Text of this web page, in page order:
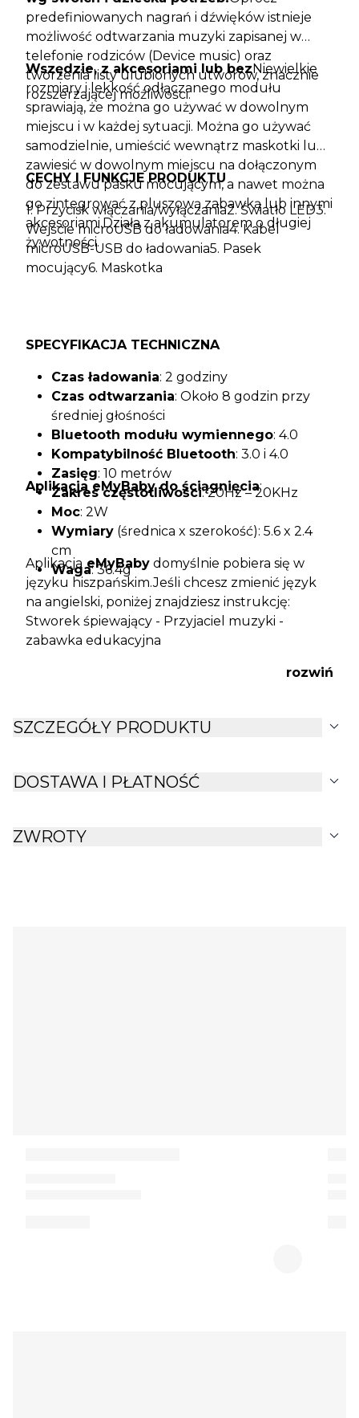
predefiniowanych nagrań i dźwięków istnieje
możliwość odtwarzania muzyki zapisanej w
telefonie rodziców (Device music) oraz
tworzenia listy ulubionych utworów, znacznie
rozszerzającej możliwości.
Wszędzie, z akcesoriami lub bezNiewielkie
rozmiary i lekkość odłączanego modułu
sprawiają, że można go używać w dowolnym
miejscu i w każdej sytuacji. Można go używać
samodzielnie, umieścić wewnątrz maskotki lub
zawiesić w dowolnym miejscu na dołączonym
do zestawu pasku mocującym, a nawet można
go zintegrować z pluszową zabawką lub innymi
akcesoriami.Działa z akumulatorem o długiej
żywotności.
CECHY I FUNKCJE PRODUKTU
1. Przycisk włączania/wyłączania2. Światło LED3.
Wejście microUSB do ładowania4. Kabel
microUSB-USB do ładowania5. Pasek
mocujący6. Maskotka
SPECYFIKACJA TECHNICZNA
Czas ładowania: 2 godziny
Czas odtwarzania: Około 8 godzin przy
średniej głośności
Bluetooth modułu wymiennego: 4.0
Kompatybilność Bluetooth: 3.0 i 4.0
Zasięg: 10 metrów
Zakres częstotliwości: 20Hz – 20KHz
Moc: 2W
Wymiary (średnica x szerokość): 5.6 x 2.4
cm
Waga: 36.4g
Aplikacja eMyBaby do ściągnięcia:
Aplikacja eMyBaby domyślnie pobiera się w
języku hiszpańskim.Jeśli chcesz zmienić język
na angielski, poniżej znajdziesz instrukcję:
Stworek śpiewający - Przyjaciel muzyki -
zabawka edukacyjna
rozwiń
SZCZEGÓŁY PRODUKTU expand_more
DOSTAWA I PŁATNOŚĆ expand_more
ZWROTY expand_more